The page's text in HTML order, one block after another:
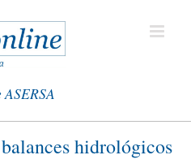
hidrológicos